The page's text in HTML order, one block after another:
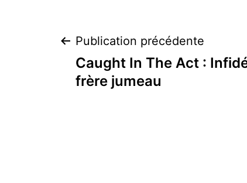
Navigation
de
Publication précédente
Caught In The Act :
frère jumeau